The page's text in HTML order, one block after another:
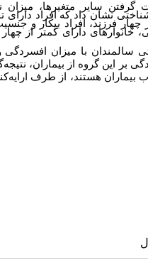
سایر متغیرها، میزان
نشان داد که افراد دارای
فرزند، افراد بیکار و
دارای کمتر از چهار
سالمندان با میزان
بر این گروه از بیماران،
هستند، از طرف ارایه